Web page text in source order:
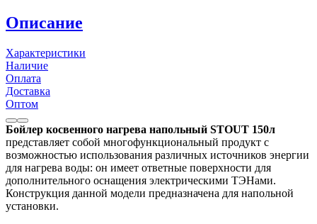
Описание
Характеристики
Наличие
Оплата
Доставка
Оптом
Бойлер косвенного нагрева напольный STOUT 150л
представляет собой многофункциональный продукт с
возможностью использования различных источников энергии
для нагрева воды: он имеет ответные поверхности для
дополнительного оснащения электрическими ТЭНами.
Конструкция данной модели предназначена для напольной
установки.